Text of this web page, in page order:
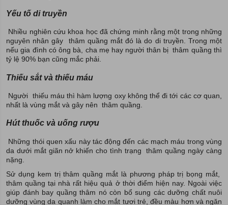
Yếu tố di truyền
Nhiều nghiên cứu khoa học đã chứng minh rằng một trong những
nguyên nhân gây thâm quầng mắt đó là do di truyền. Trong một
nếu gia đình có ông bà, cha mẹ hay người thân bị thâm quầng thì
tỷ lệ 90% bạn cũng mắc phải.
Thiếu sắt và thiếu máu
Người thiếu máu thì hàm lượng oxy không thể đi tới các cơ quan,
nhất là vùng mắt và gây nên thâm quầng.
Hút thuốc và uống rượu
Những thói quen xấu này tác động đến các mạch máu trong vùng
da dưới mắt giãn nở khiến cho tình trạng thâm quầng ngày càng
nặng.
Sử dụng kem trị thâm quầng mắt là phương pháp trị bọng mắt,
thâm quầng tại nhà rất hiệu quả ở thời điểm hiện nay. Ngoài việc
giúp đánh bay quầng thâm nó còn bổ sung các dưỡng chất nuôi
dưỡng vùng da quanh làm cho mắt tươi trẻ, đều màu hơn và ngăn